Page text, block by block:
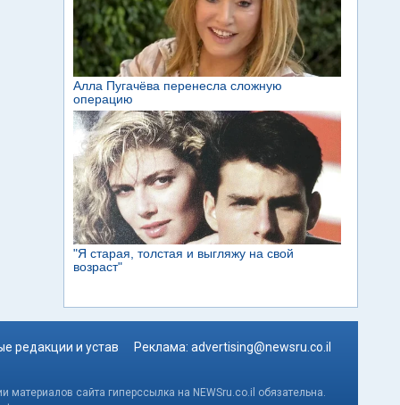
редакции и устав Реклама: advertising@newsru.co.il
сайта гиперссылка на NEWSru.co.il обязательна.